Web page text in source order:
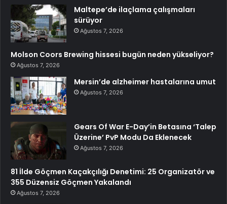
Maltepe’de ilaçlama çalışmaları
sürüyor
Ağustos 7, 2026
Molson Coors Brewing hissesi bugün neden yükseliyor?
Ağustos 7, 2026
Mersin’de alzheimer hastalarına umut
Ağustos 7, 2026
Gears Of War E-Day’in Betasına ‘Talep
Üzerine’ PvP Modu Da Eklenecek
Ağustos 7, 2026
81 İlde Göçmen Kaçakçılığı Denetimi: 25 Organizatör ve
355 Düzensiz Göçmen Yakalandı
Ağustos 7, 2026